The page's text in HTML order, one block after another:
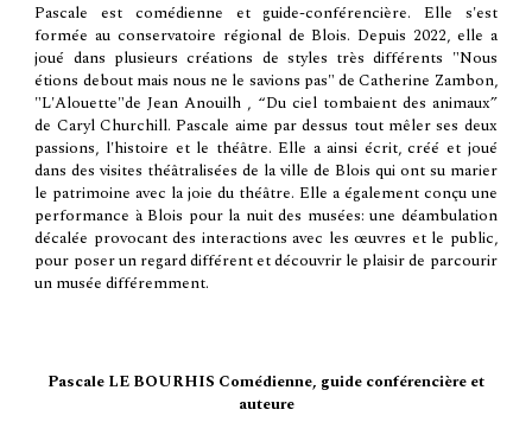
Pascale est comédienne et guide-conférencière. Elle s'est
formée au conservatoire régional de Blois. Depuis 2022, elle a
joué dans plusieurs créations de styles très différents "Nous
étions debout mais nous ne le savions pas" de Catherine Zambon,
"L'Alouette"de Jean Anouilh , “Du ciel tombaient des animaux”
de Caryl Churchill. Pascale aime par dessus tout mêler ses deux
passions, l'histoire et le théâtre. Elle a ainsi écrit, créé et joué
dans des visites théâtralisées de la ville de Blois qui ont su marier
le patrimoine avec la joie du théâtre. Elle a également conçu une
performance à Blois pour la nuit des musées: une déambulation
décalée provocant des interactions avec les œuvres et le public,
pour poser un regard différent et découvrir le plaisir de parcourir
un musée différemment.
Pascale LE BOURHIS Comédienne, guide conférencière et
auteure